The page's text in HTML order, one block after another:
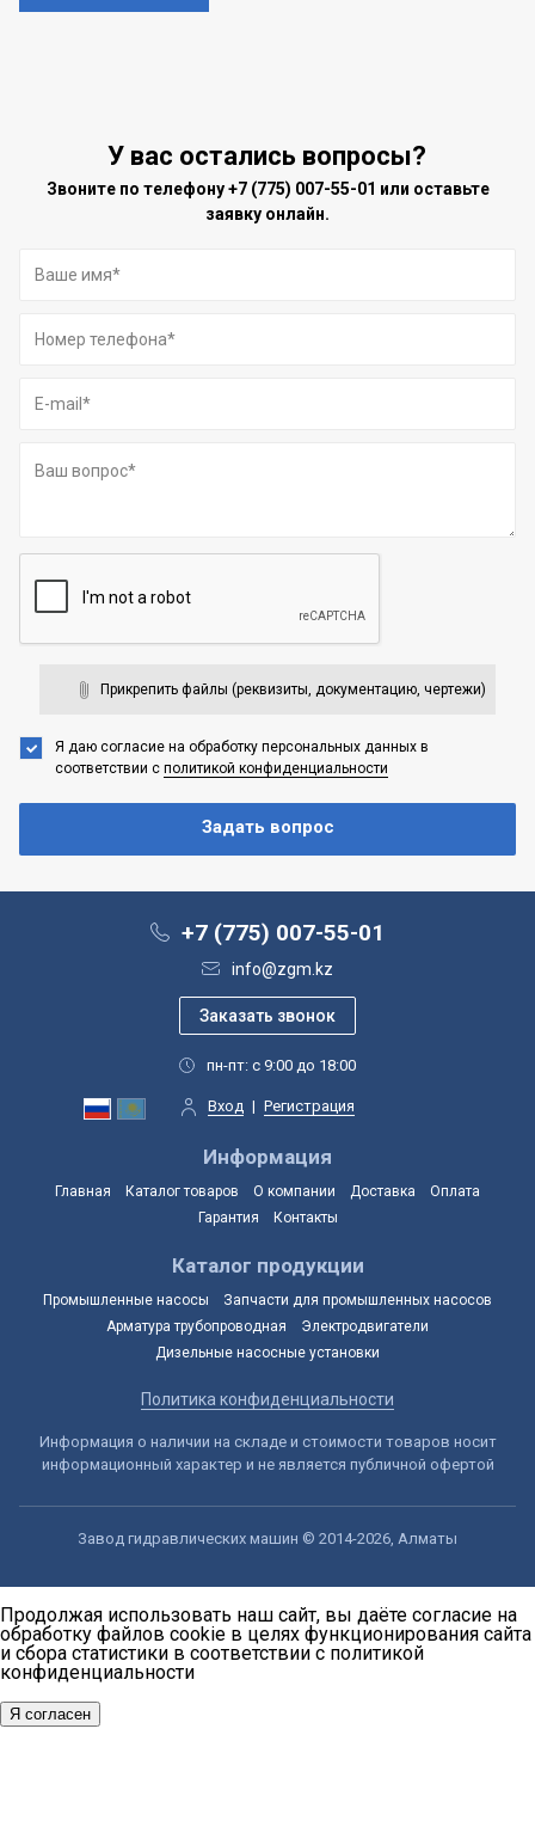
У вас остались вопросы?
Звоните по телефону+7 (775) 007-55-01 или оставьте
заявку онлайн.
Прикрепить файлы (реквизиты, документацию, чертежи)
Я даю согласие на обработку персональных данных в
соответствии с политикой конфиденциальности
+7 (775) 007-55-01
info@zgm.kz
пн-пт: с 9:00 до 18:00
Вход | Регистрация
Информация
Главная Каталог товаров О компании Доставка
Оплата
Гарантия
Контакты
Каталог продукции
Промышленные насосы
Запчасти для промышленных насосов
Арматура трубопроводная
Электродвигатели
Дизельные насосные установки
Политика конфиденциальности
Информация о наличии на складе и стоимости товаров носит
информационный характер и не является публичной офертой
Завод гидравлических машин © 2014-2026, Алматы
Продолжая использовать наш сайт, вы даёте согласие на
обработку файлов cookie в целях функционирования сайта
и сбора статистики в соответствии с политикой
конфиденциальности
Я согласен